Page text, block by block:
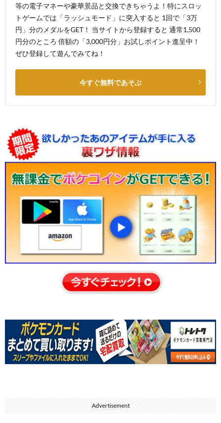
等の電子マネーや豪華景品と交換できちゃうよ！特にスロッ
トゲームでは「ラッシュモード」に突入すると 1回で「3万
円」分のメダルをGET！ 当サイトから登録すると 通常1,500
円分のところ 倍額の「3,000円分」お試しポイント進呈中！
ぜひ登録して遊んでみてね！
今すぐ無料であそぶ
Advertisement